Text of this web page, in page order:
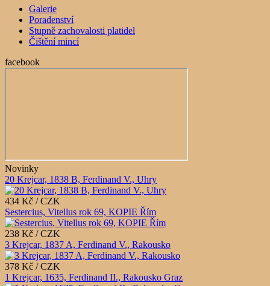
Galerie
Poradenství
Stupně zachovalosti platidel
Čištění mincí
facebook
Novinky
20 Krejcar, 1838 B, Ferdinand V., Uhry
434 Kč / CZK
Sestercius, Vitellus rok 69, KOPIE Řím
238 Kč / CZK
3 Krejcar, 1837 A, Ferdinand V., Rakousko
378 Kč / CZK
1 Krejcar, 1635, Ferdinand II., Rakousko Graz